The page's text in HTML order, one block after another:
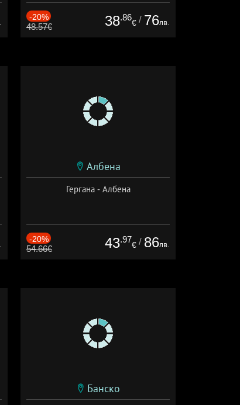
-20%
48.57€ 38.86
€ / 76лв.
Албена
Гергана - Албена
-20%
54.66€ 43.97
€ / 86лв.
Банско